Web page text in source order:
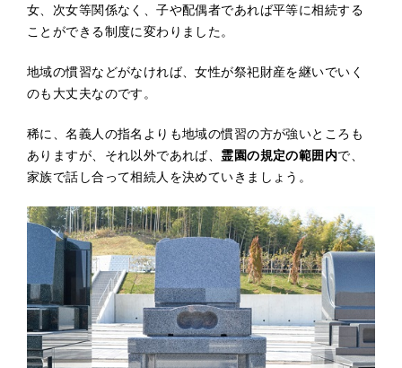
女、次女等関係なく、子や配偶者であれば平等に相続する
ことができる制度に変わりました。
地域の慣習などがなければ、女性が祭祀財産を継いでいく
のも大丈夫なのです。
稀に、名義人の指名よりも地域の慣習の方が強いところも
ありますが、それ以外であれば、 霊園の規定の範囲内で、
家族で話し合って相続人を決めていきましょう。